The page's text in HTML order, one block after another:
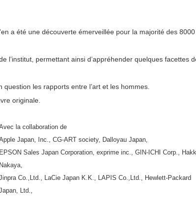
a été une découverte émerveillée pour la majorité des 8000
permettant ainsi d’appréhender quelques facettes
les rapports entre l’art et les hommes.
originale.
la collaboration de
Japan, Inc., CG-ART society, Dalloyau Japan,
EPSON Sales Japan Corporation, exprime inc., GIN-ICHI Corp.,
Nakaya,
Co.,Ltd., LaCie Japan K.K., LAPIS Co.,Ltd., Hewlett-Packard
Ltd.,